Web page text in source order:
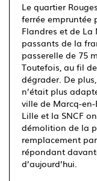
Le quartier
ferrée empruntée
Flandres et de
passants de la
passerelle de 75
Toutefois, au fil
dégrader. De
n’était plus
ville de Marcq-
Lille et la SNCF
démolition de la
remplacement
répondant
d’aujourd’hui.